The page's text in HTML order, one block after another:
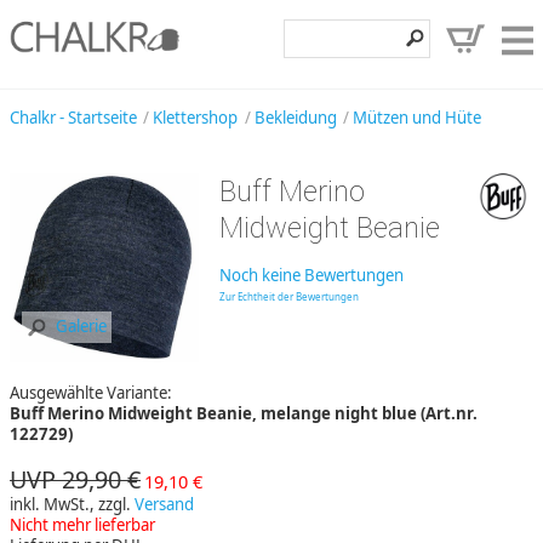
Klettershop
Entdecken
Chalkr - Startseite Klettershop Bekleidung Mützen und Hüte
Galerie
Buff Merino
Midweight Beanie
Noch keine Bewertungen
Zur Echtheit der Bewertungen
Ausgewählte Variante:
Buff Merino Midweight Beanie, melange night blue (Art.nr.
122729)
UVP 29,90 € 19,10 €
inkl. MwSt., zzgl. Versand
Nicht mehr lieferbar